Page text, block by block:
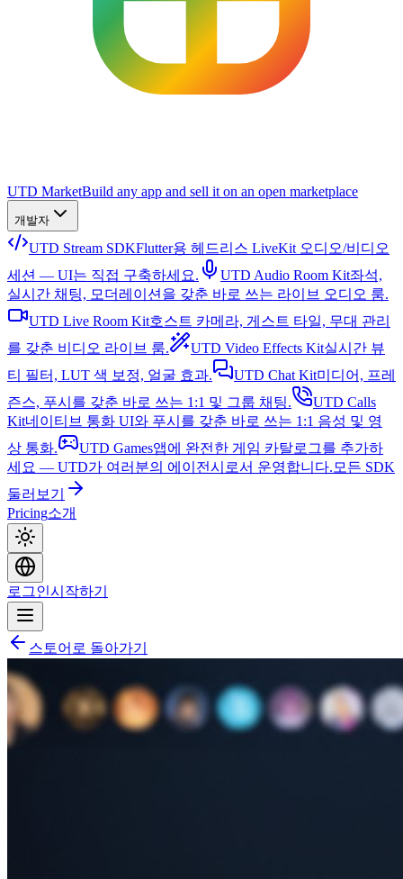
UTD MarketBuild any app and sell it on an open marketplace
개발자
UTD Stream SDKFlutter용 헤드리스 LiveKit 오디오/비디오
세션 — UI는 직접 구축하세요.
UTD Audio Room Kit좌석,
실시간 채팅, 모더레이션을 갖춘 바로 쓰는 라이브 오디오 룸.
UTD Live Room Kit호스트 카메라, 게스트 타일, 무대 관리
를 갖춘 비디오 라이브 룸.
UTD Video Effects Kit실시간 뷰
티 필터, LUT 색 보정, 얼굴 효과.
UTD Chat Kit미디어, 프레
즌스, 푸시를 갖춘 바로 쓰는 1:1 및 그룹 채팅.
UTD Calls
Kit네이티브 통화 UI와 푸시를 갖춘 바로 쓰는 1:1 음성 및 영
상 통화.
UTD Games앱에 완전한 게임 카탈로그를 추가하
세요 — UTD가 여러분의 에이전시로서 운영합니다. 모든 SDK
둘러보기
Pricing소개
로그인시작하기
스토어로 돌아가기